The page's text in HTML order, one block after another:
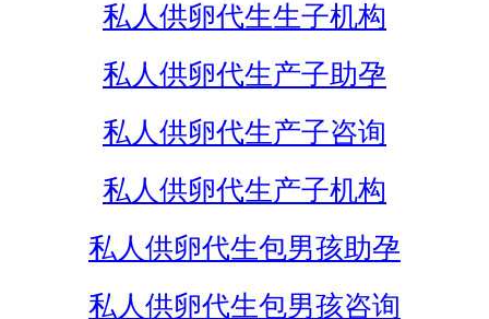
私人供卵代生生子机构
私人供卵代生产子助孕
私人供卵代生产子咨询
私人供卵代生产子机构
私人供卵代生包男孩助孕
私人供卵代生包男孩咨询